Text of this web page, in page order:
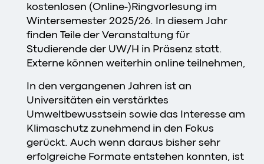
kostenlosen (Online-)Ringvorlesung im
Wintersemester 2025/26. In diesem Jahr
finden Teile der Veranstaltung für
Studierende der UW/H in Präsenz statt.
Externe können weiterhin online teilnehmen,
In den vergangenen Jahren ist an
Universitäten ein verstärktes
Umweltbewusstsein sowie das Interesse am
Klimaschutz zunehmend in den Fokus
gerückt. Auch wenn daraus bisher sehr
erfolgreiche Formate entstehen konnten, ist